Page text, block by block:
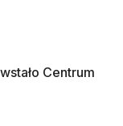
Centrum